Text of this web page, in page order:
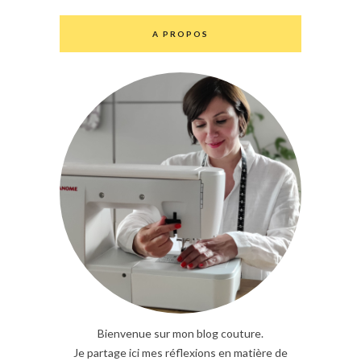
A PROPOS
Bienvenue sur mon blog couture.
Je partage ici mes réflexions en matière de